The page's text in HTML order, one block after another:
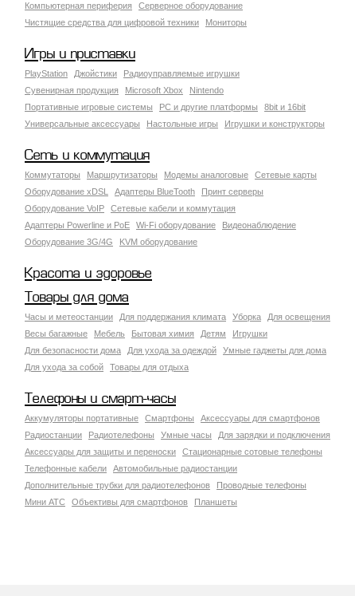
Компьютерная периферия
Серверное оборудование
Чистящие средства для цифровой техники
Мониторы
Игры и приставки
PlayStation Джойстики
Радиоуправляемые игрушки
Сувенирная продукция
Microsoft Xbox
Nintendo
Портативные игровые системы
PC и другие платформы
8bit и 16bit
Универсальные аксессуары
Настольные игры Игрушки и конструкторы
Сеть и коммутация
Коммутаторы Маршрутизаторы Модемы аналоговые
Сетевые карты
Оборудование xDSL
Адаптеры BlueTooth
Принт серверы
Оборудование VoIP
Сетевые кабели и коммутация
Адаптеры Powerline и PoE
Wi-Fi оборудование
Видеонаблюдение
Оборудование 3G/4G
KVM оборудование
Красота и здоровье
Товары для дома
Часы и метеостанции Для поддержания климата Уборка
Для освещения
Весы багажные
Мебель Бытовая химия Детям
Игрушки
Для безопасности дома
Для ухода за одеждой
Умные гаджеты для дома
Для ухода за собой
Товары для отдыха
Телефоны и смарт-часы
Аккумуляторы портативные Смартфоны
Аксессуары для смартфонов
Радиостанции
Радиотелефоны Умные часы
Для зарядки и подключения
Аксессуары для защиты и переноски
Стационарные сотовые телефоны
Телефонные кабели
Автомобильные радиостанции
Дополнительные трубки для радиотелефонов
Проводные телефоны
Мини АТС
Объективы для смартфонов Планшеты